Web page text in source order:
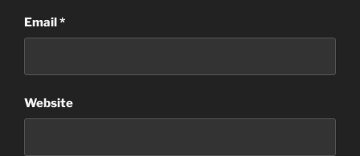
Email*
Website